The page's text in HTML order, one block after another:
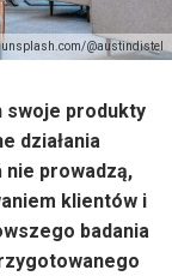
unsplash.com/@austindistel
swoje produkty
działania
nie prowadzą,
klientów i
badania